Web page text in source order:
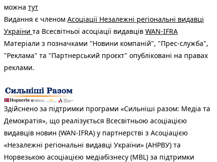
можна тут
Видання є членом Асоціації Незалежні регіональні видавці
України та Всесвітньої асоціації видавців WAN-IFRA
Матеріали з позначками "Новини компаній", "Прес-служба",
"Реклама" та "Партнерський проєкт" опубліковані на правах
реклами.
Здійснено за підтримки програми «Сильніші разом: Медіа та
Демократія», що реалізується Всесвітньою асоціацією
видавців новин (WAN-IFRA) у партнерстві з Асоціацією
«Незалежні регіональні видавці України» (АНРВУ) та
Норвезькою асоціацією медіабізнесу (MBL) за підтримки